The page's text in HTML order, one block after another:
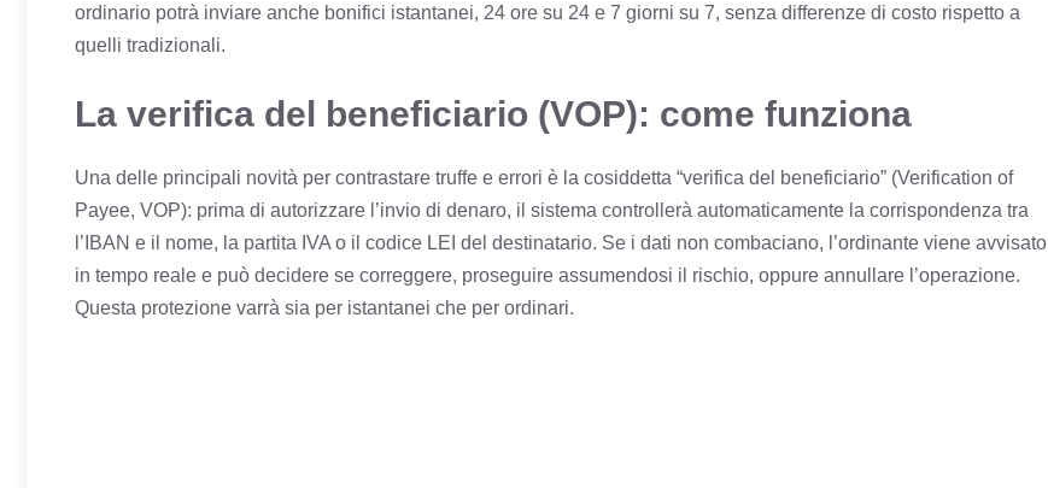
ordinario potrà inviare anche bonifici istantanei, 24 ore su 24 e 7 giorni su 7, senza differenze di costo rispetto a
quelli tradizionali.
La verifica del beneficiario (VOP): come funziona
Una delle principali novità per contrastare truffe e errori è la cosiddetta “verifica del beneficiario” (Verification of
Payee, VOP): prima di autorizzare l’invio di denaro, il sistema controllerà automaticamente la corrispondenza tra
l’IBAN e il nome, la partita IVA o il codice LEI del destinatario. Se i dati non combaciano, l’ordinante viene avvisato
in tempo reale e può decidere se correggere, proseguire assumendosi il rischio, oppure annullare l’operazione.
Questa protezione varrà sia per istantanei che per ordinari.